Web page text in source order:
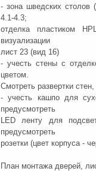
- зона шведских столов
4.1-4.3;
отделка пластиком
визуализации
лист 23 (вид 16)
- учесть стены с
цветом.
Смотреть развертки
- учесть кашпо для
предусмотреть
LED ленту для
предусмотреть
розетки (цвет корпуса -
План монтажа дверей,